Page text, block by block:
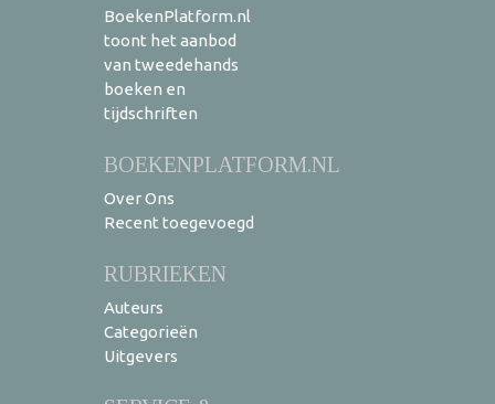
BoekenPlatform.nl
toont het aanbod
van tweedehands
boeken en
tijdschriften
BOEKENPLATFORM.NL
Over Ons
Recent toegevoegd
RUBRIEKEN
Auteurs
Categorieën
Uitgevers